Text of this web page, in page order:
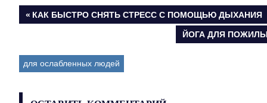
Навигация
по
записям
ПРЕДЫДУЩАЯ
КАК БЫСТРО СНЯТЬ СТРЕСС С ПОМОЩЬЮ ДЫХАНИЯ
СЛЕДУЮЩАЯ
ЙОГА ДЛЯ
для ослабленных людей